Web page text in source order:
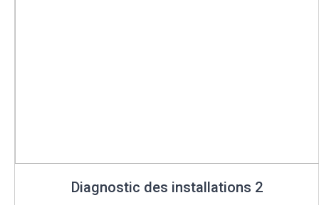
Diagnostic des installations 2